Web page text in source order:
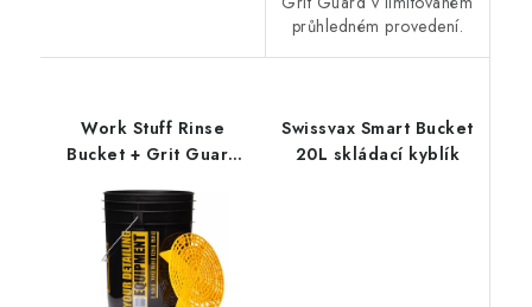
průhledném provedení.
Work Stuff Rinse
Bucket + Grit Guard
kbelík s vložkou
Swissvax Smart Bucket
20L skládací kyblík